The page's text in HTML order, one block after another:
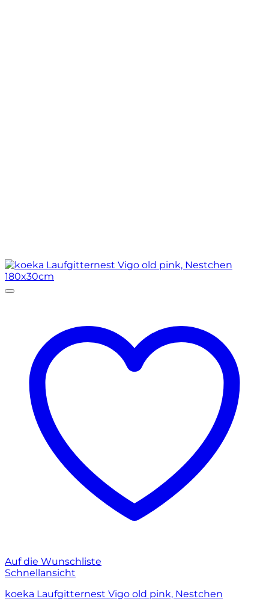
Auf die Wunschliste
Schnellansicht
koeka Laufgitternest Vigo old pink, Nestchen